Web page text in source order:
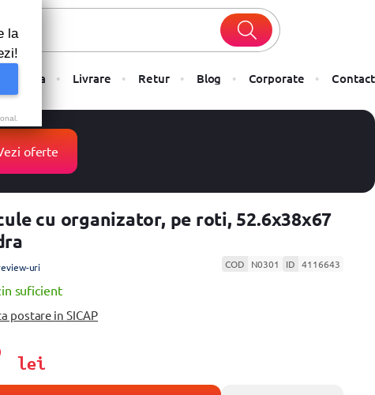
Plata Livrare Retur Blog Corporate Contact
oferte
cu organizator, pe roti, 52.6x38x67
uri COD N0301 ID 4116643
suficient
postare in SICAP
lei
la